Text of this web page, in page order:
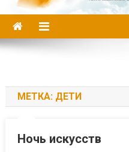
МЕТКА: ДЕТИ
Ночь искусств